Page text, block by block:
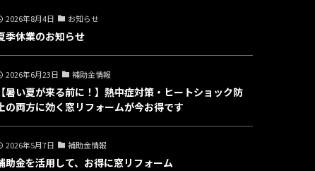
2026年8月4日 お知らせ
季休業のお知らせ
2026年6月23日 補助金情報
【暑い夏が来る前に！】熱中症対策・ヒートショック防
の両方に効く窓リフォームが今お得です
2026年5月7日 補助金情報
助金を活用して、お得に窓リフォーム